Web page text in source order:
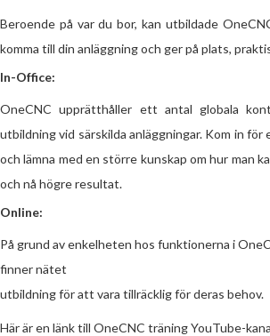
Beroende på var du bor, kan utbildade
komma till din anläggning och ger på plats,
In-Office:
OneCNC upprätthåller ett antal globala
utbildning vid särskilda anläggningar. Kom in för
och lämna med en större kunskap om hur man
och nå högre resultat.
Online:
På grund av enkelheten hos funktionerna i
finner nätet
utbildning för att vara tillräcklig för deras behov.
Här är en länk till OneCNC träning YouTube-